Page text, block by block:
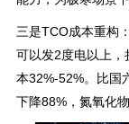
三是‌TCO成本重构‌
可以发2度电以上
本32%-52%。比国
下降88%，氮氧化物